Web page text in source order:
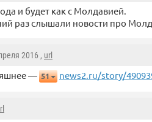
и будет как с Молдавией.
раз слышали новости про
2016 , url
— 51 news2.ru/story/